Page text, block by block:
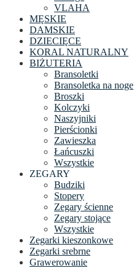
VLAHA
MĘSKIE
DAMSKIE
DZIECIĘCE
KORAL NATURALNY
BIŻUTERIA
Bransoletki
Bransoletka na noge
Broszki
Kolczyki
Naszyjniki
Pierścionki
Zawieszka
Łańcuszki
Wszystkie
ZEGARY
Budziki
Stopery
Zegary ścienne
Zegary stojące
Wszystkie
Zegarki kieszonkowe
Zegarki srebrne
Grawerowanie